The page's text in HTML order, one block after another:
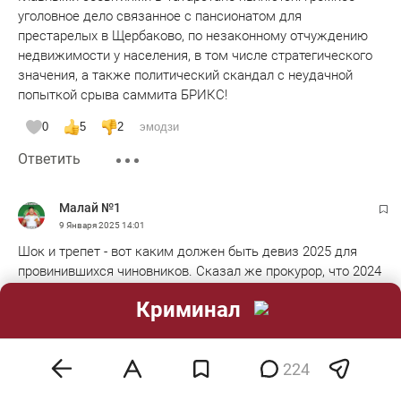
союзников никуда не двигались - и за это время немцы
подтянули свои дивизии - и стали из тяжёлой артиллерии
уничтожать сгруппировавшийся десант союзников у
берега.
Но вернёмся к тому, как Черчилль охарактеризовал
пассивность генерала Лукаса, который командовал
Дамиру Сатретдинову:
оказался полусдохший кит».
уголовное дело связанное с пансионатом для
престарелых в Щербаково, по незаконному отчуждению
недвижимости у населения, в том числе стратегического
значения, а также политический скандал с неудачной
попыткой срыва саммита БРИКС!
0 5 2 эмодзи
Ответить
Малай №1
9 Января 202514:01
Шок и трепет - вот каким должен быть девиз 2025 для
провинившихся чиновников. Сказал же прокурор, что 2024
эмодзи
Ответить
224
Криминал